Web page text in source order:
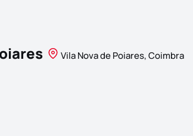
Vila Nova de Poiares, Coimbra